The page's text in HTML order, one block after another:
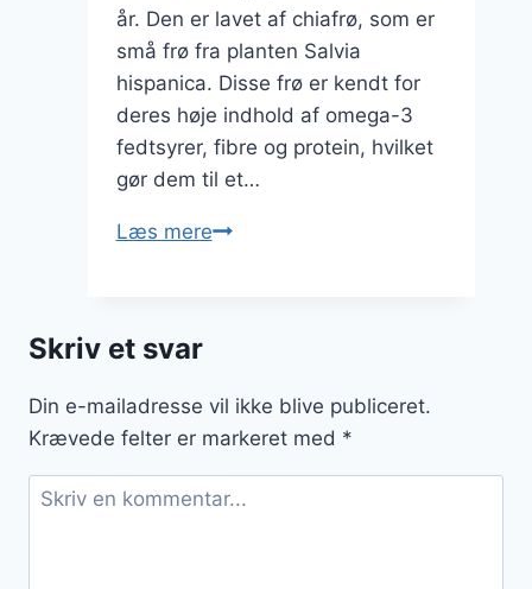
år. Den er lavet af chiafrø, som er
små frø fra planten Salvia
hispanica. Disse frø er kendt for
deres høje indhold af omega-3
fedtsyrer, fibre og protein, hvilket
gør dem til et…
Læs mereChiagrød
Skriv et svar
Din e-mailadresse vil ikke blive publiceret.
Krævede felter er markeret med *